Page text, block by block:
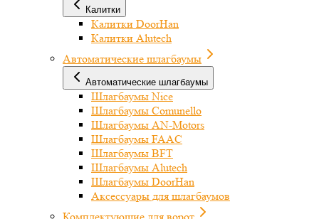
Калитки
Калитки DoorHan
Калитки Alutech
Автоматические шлагбаумы
Автоматические шлагбаумы
Шлагбаумы Nice
Шлагбаумы Comunello
Шлагбаумы AN-Motors
Шлагбаумы FAAC
Шлагбаумы BFT
Шлагбаумы Alutech
Шлагбаумы DoorHan
Аксессуары для шлагбаумов